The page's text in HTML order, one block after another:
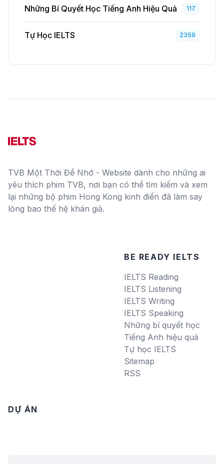
Những Bí Quyết Học Tiếng Anh Hiệu Quả 117
Tự Học IELTS 2359
TVB Một Thời Để Nhớ - Website dành cho những ai
yêu thích phim TVB, nơi bạn có thể tìm kiếm và xem
lại những bộ phim Hong Kong kinh điển đã làm say
lòng bao thế hệ khán giả.
BE READY IELTS
IELTS Reading
IELTS Listening
IELTS Writing
IELTS Speaking
Những bí quyết học
Tiếng Anh hiệu quả
Tự học IELTS
Sitemap
RSS
DỰ ÁN